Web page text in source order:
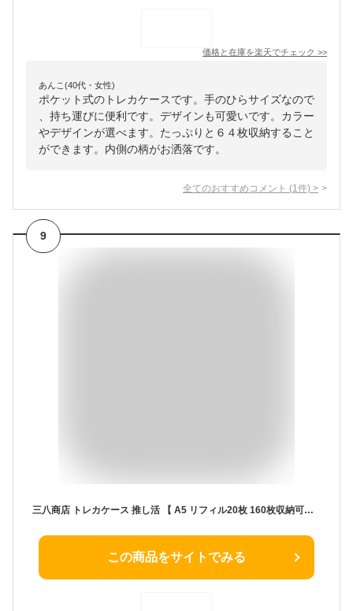
価格と在庫を楽天でチェック >>
あんこ(40代・女性)
ポケット式のトレカケースです。手のひらサイズなので
、持ち運びに便利です。デザインも可愛いです。カラー
やデザインが選べます。たっぷりと６４枚収納すること
ができます。内側の柄がお洒落です。
全てのおすすめコメント (1 件) >
9
三八商店 トレカケース 推し活 【 A5 リフィル20枚 160枚収納可能 キラッと光る ラメ入り 透明カバー 】 カードホルダー トレカ ファイル 可愛い 韓国 推し活グッズ トレーディングカードホルダー 推し活ファイル 推し活手帳 収納 アクスタケース アクスタ ケース グッズ コレクトブック 持ち運び (【大容量セット】トレカケース+リフィル20枚セット, パープル(ストロベリー))
この商品をサイトでみる